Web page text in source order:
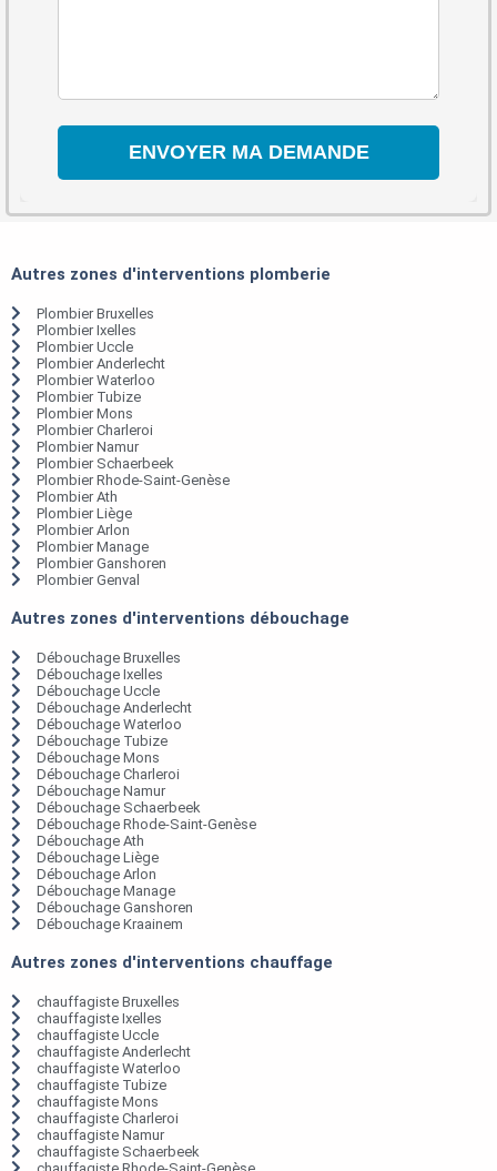
Autres zones d'interventions plomberie
Plombier Bruxelles
Plombier Ixelles
Plombier Uccle
Plombier Anderlecht
Plombier Waterloo
Plombier Tubize
Plombier Mons
Plombier Charleroi
Plombier Namur
Plombier Schaerbeek
Plombier Rhode-Saint-Genèse
Plombier Ath
Plombier Liège
Plombier Arlon
Plombier Manage
Plombier Ganshoren
Plombier Genval
Autres zones d'interventions débouchage
Débouchage Bruxelles
Débouchage Ixelles
Débouchage Uccle
Débouchage Anderlecht
Débouchage Waterloo
Débouchage Tubize
Débouchage Mons
Débouchage Charleroi
Débouchage Namur
Débouchage Schaerbeek
Débouchage Rhode-Saint-Genèse
Débouchage Ath
Débouchage Liège
Débouchage Arlon
Débouchage Manage
Débouchage Ganshoren
Débouchage Kraainem
Autres zones d'interventions chauffage
chauffagiste Bruxelles
chauffagiste Ixelles
chauffagiste Uccle
chauffagiste Anderlecht
chauffagiste Waterloo
chauffagiste Tubize
chauffagiste Mons
chauffagiste Charleroi
chauffagiste Namur
chauffagiste Schaerbeek